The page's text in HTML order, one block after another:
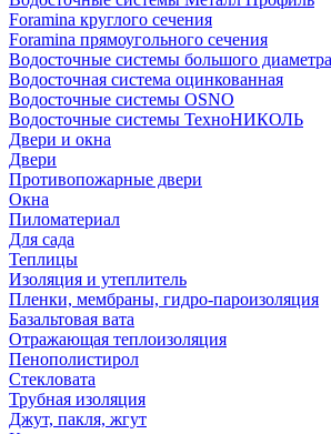
Foramina круглого сечения
Foramina прямоугольного сечения
Водосточные системы большого диаметра
Водосточная система оцинкованная
Водосточные системы OSNO
Водосточные системы ТехноНИКОЛЬ
Двери и окна
Двери
Противопожарные двери
Окна
Пиломатериал
Для сада
Теплицы
Изоляция и утеплитель
Пленки, мембраны, гидро-пароизоляция
Базальтовая вата
Отражающая теплоизоляция
Пенополистирол
Стекловата
Трубная изоляция
Джут, пакля, жгут